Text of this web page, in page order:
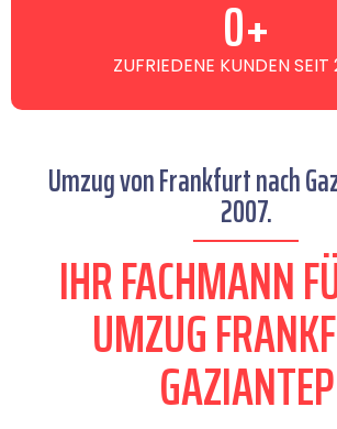
ZUFRIEDENE KUNDEN
0+
Umzug von Frankfurt nach
2007.
IHR FACHMANN
UMZUG
GAZIANTEP